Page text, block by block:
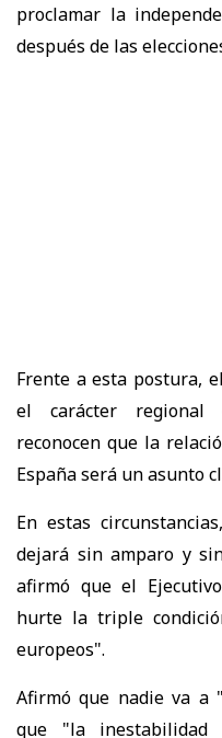
proclamar la
después de las
Frente a esta postura,
el carácter regional
reconocen que la
España será un asunto
En estas
dejará sin amparo y
afirmó que el
hurte la triple
europeos".
Afirmó que nadie va a
que "la inestabilidad